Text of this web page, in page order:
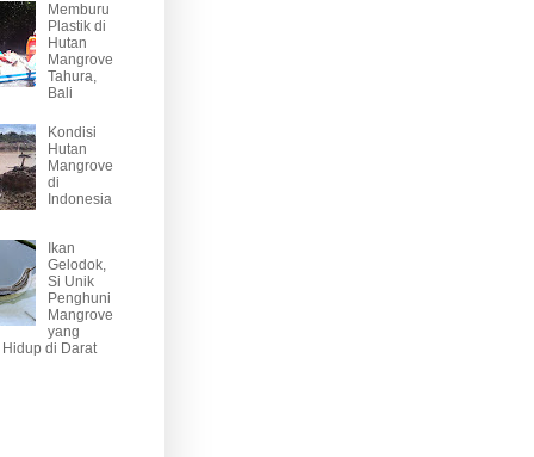
Memburu
Plastik di
Hutan
Mangrove
Tahura,
Bali
Kondisi
Hutan
Mangrove
di
Indonesia
Ikan
Gelodok,
Si Unik
Penghuni
Mangrove
yang
di Darat